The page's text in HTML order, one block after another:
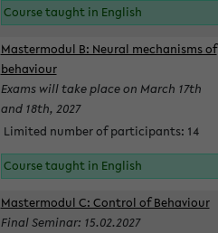
Course taught in English
Mastermodul B: Neural mechanisms of
behaviour
Exams will take place on March 17th
and 18th, 2027
Limited number of participants: 14
Course taught in English
Mastermodul C: Control of Behaviour
Final Seminar: 15.02.2027